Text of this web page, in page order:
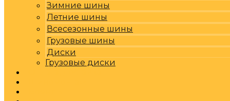
Зимние шины
Летние шины
Всесезонные шины
Грузовые шины
Диски
Грузовые диски